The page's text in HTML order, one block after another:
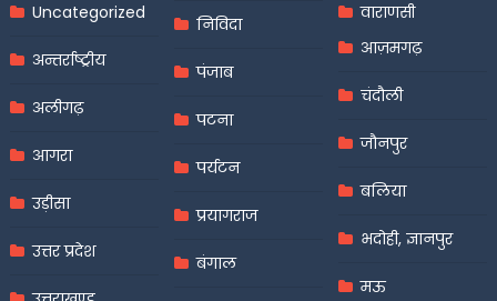
Uncategorized
अन्तर्राष्ट्रीय
अलीगढ़
आगरा
उड़ीसा
उत्तर प्रदेश
निविदा
पंजाब
पटना
पर्यटन
प्रयागराज
बंगाल
वाराणसी
आज़मगढ़
चंदौली
जौनपुर
बलिया
भदोही, ज्ञानपुर
मऊ